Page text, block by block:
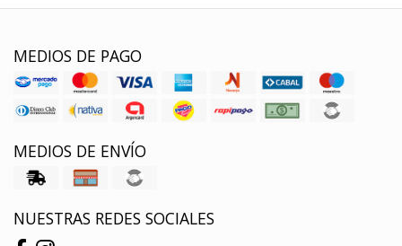
MEDIOS DE PAGO
MEDIOS DE ENVÍO
NUESTRAS REDES SOCIALES